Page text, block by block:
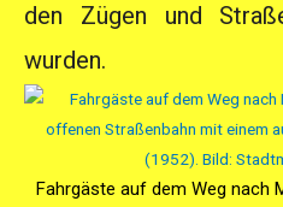
den Zügen und
wurden.
Fahrgäste auf dem Weg nach